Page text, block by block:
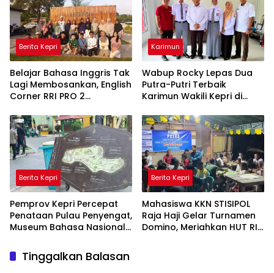
Berita Kepri
Belajar Bahasa Inggris Tak
Lagi Membosankan, English
Corner RRI PRO 2
Suasana Interaktif
Karimun
Wabup Rocky Lepas Dua
Putra-Putri Terbaik
Karimun Wakili Kepri di
Berita Kepri
Pemprov Kepri Percepat
Penataan Pulau Penyengat,
Museum Bahasa Nasional
Berita Kepri
Mahasiswa KKN STISIPOL
Raja Haji Gelar Turnamen
Domino, Meriahkan HUT RI
Tinggalkan Balasan